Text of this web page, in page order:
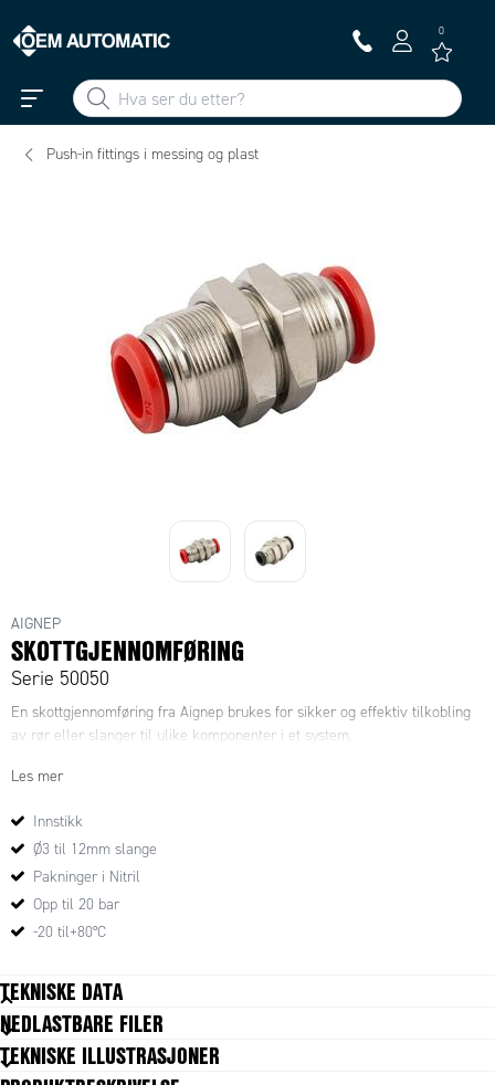
0
Push-in fittings i messing og plast
AIGNEP
SKOTTGJENNOMFØRING
Serie 50050
En skottgjennomføring fra Aignep brukes for sikker og effektiv tilkobling
av rør eller slanger til ulike komponenter i et system.
Les mer
Innstikk
Ø3 til 12mm slange
Pakninger i Nitril
Opp til 20 bar
-20 til+80°C
TEKNISKE DATA
GENERELL DATA
Body shape
NEDLASTBARE FILER
TEKNISKE ILLUSTRASJONER